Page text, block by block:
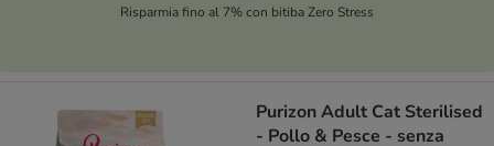
Risparmia fino al 7% con bitiba Zero Stress
Purizon Adult Cat Sterilised
- Pollo & Pesce - senza